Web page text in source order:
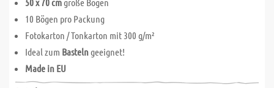
10 Bögen pro Packung
Fotokarton / Tonkarton mit 300 g/m²
Ideal zum Bastelngeeignet!
Made in EU